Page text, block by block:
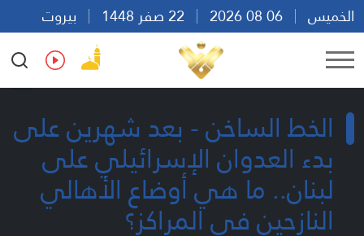
الخميس
بيروت
15:35
Ar En Fr Es
الخط الساخن - بعد شهرين على
بدء العدوان الإسرائيلي على
لبنان.. ما هي أوضاع الأهالي
النازحين في المراكز؟